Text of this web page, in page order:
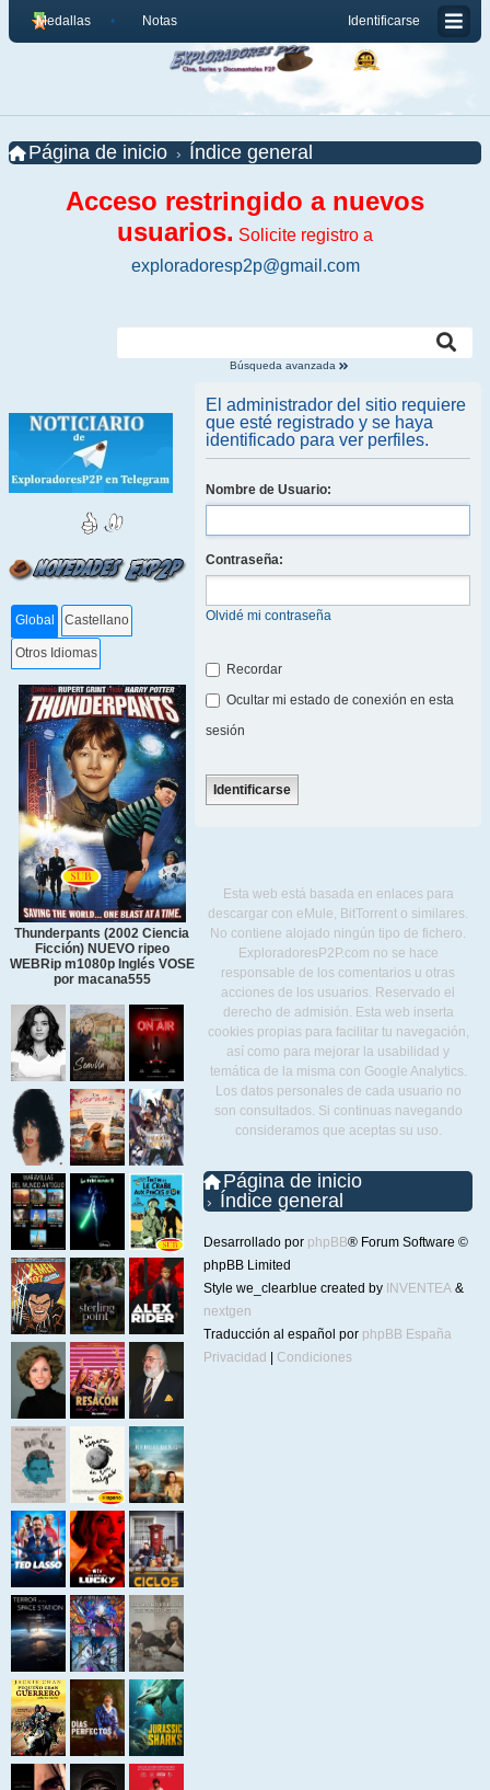
Identificarse
Medallas Notas
Página de inicio Índice general
Acceso restringido a nuevos
usuarios. Solicite registro a
exploradoresp2p@gmail.com
Búsqueda avanzada
Global Castellano
Otros Idiomas
Thunderpants (2002 Ciencia
Ficción) NUEVO ripeo
WEBRip m1080p Inglés VOSE
por macana555
El administrador del sitio requiere
que esté registrado y se haya
identificado para ver perfiles.
Nombre de Usuario:
Contraseña:
Olvidé mi contraseña
Recordar
Ocultar mi estado de conexión en esta
sesión
Esta web está basada en enlaces para
descargar con eMule, BitTorrent o similares.
No contiene alojado ningún tipo de fichero.
ExploradoresP2P.com no se hace
responsable de los comentarios u otras
acciones de los usuarios. Reservado el
derecho de admisión. Esta web inserta
cookies propias para facilitar tu navegación,
así como para mejorar la usabilidad y
temática de la misma con Google Analytics.
Los datos personales de cada usuario no
son consultados. Si continuas navegando
consideramos que aceptas su uso.
Página de inicio
Índice general
Desarrollado por phpBB® Forum Software ©
phpBB Limited
Style we_clearblue created by INVENTEA &
nextgen
Traducción al español por phpBB España
Privacidad
Condiciones